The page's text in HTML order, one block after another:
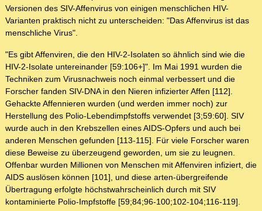
Versionen des SIV-Affenvirus von einigen menschlichen HIV-
Varianten praktisch nicht zu unterscheiden: "Das Affenvirus ist das
menschliche Virus".
"Es gibt Affenviren, die den HIV-2-Isolaten so ähnlich sind wie die
HIV-2-Isolate untereinander [59:106+]". Im Mai 1991 wurden die
Techniken zum Virusnachweis noch einmal verbessert und die
Forscher fanden SIV-DNA in den Nieren infizierter Affen [112].
Gehackte Affennieren wurden (und werden immer noch) zur
Herstellung des Polio-Lebendimpfstoffs verwendet [3;59:60]. SIV
wurde auch in den Krebszellen eines AIDS-Opfers und auch bei
anderen Menschen gefunden [113-115]. Für viele Forscher waren
diese Beweise zu überzeugend geworden, um sie zu leugnen.
Offenbar wurden Millionen von Menschen mit Affenviren infiziert, die
AIDS auslösen können [101], und diese arten-übergreifende
Übertragung erfolgte höchstwahrscheinlich durch mit SIV
kontaminierte Polio-Impfstoffe [59;84;96-100;102-104;116-119].